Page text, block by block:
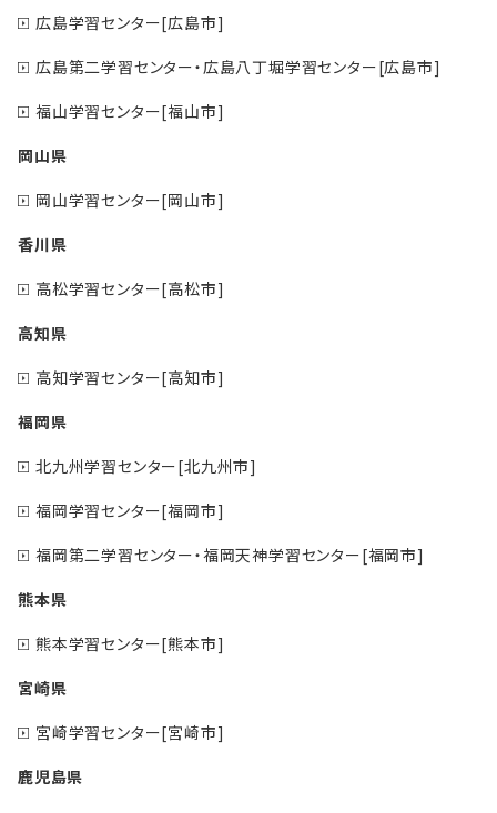
広島学習センター[広島市]
広島第二学習センター・広島八丁堀学習センター[広島市]
福山学習センター[福山市]
岡山県
岡山学習センター[岡山市]
香川県
高松学習センター[高松市]
高知県
高知学習センター[高知市]
福岡県
北九州学習センター[北九州市]
福岡学習センター[福岡市]
福岡第二学習センター・福岡天神学習センター[福岡市]
熊本県
熊本学習センター[熊本市]
宮崎県
宮崎学習センター[宮崎市]
鹿児島県